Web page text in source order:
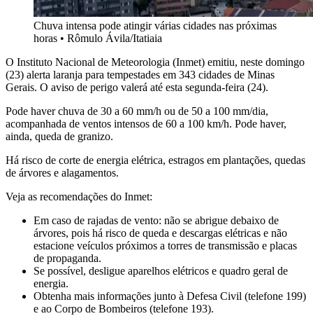
Chuva intensa pode atingir várias cidades nas próximas
horas • Rômulo Ávila/Itatiaia
O Instituto Nacional de Meteorologia (Inmet) emitiu, neste domingo
(23) alerta laranja para tempestades em 343 cidades de Minas
Gerais. O aviso de perigo valerá até esta segunda-feira (24).
Pode haver chuva de 30 a 60 mm/h ou de 50 a 100 mm/dia,
acompanhada de ventos intensos de 60 a 100 km/h. Pode haver,
ainda, queda de granizo.
Há risco de corte de energia elétrica, estragos em plantações, quedas
de árvores e alagamentos.
Veja as recomendações do Inmet:
Em caso de rajadas de vento: não se abrigue debaixo de
árvores, pois há risco de queda e descargas elétricas e não
estacione veículos próximos a torres de transmissão e placas
de propaganda.
Se possível, desligue aparelhos elétricos e quadro geral de
energia.
Obtenha mais informações junto à Defesa Civil (telefone 199)
e ao Corpo de Bombeiros (telefone 193).